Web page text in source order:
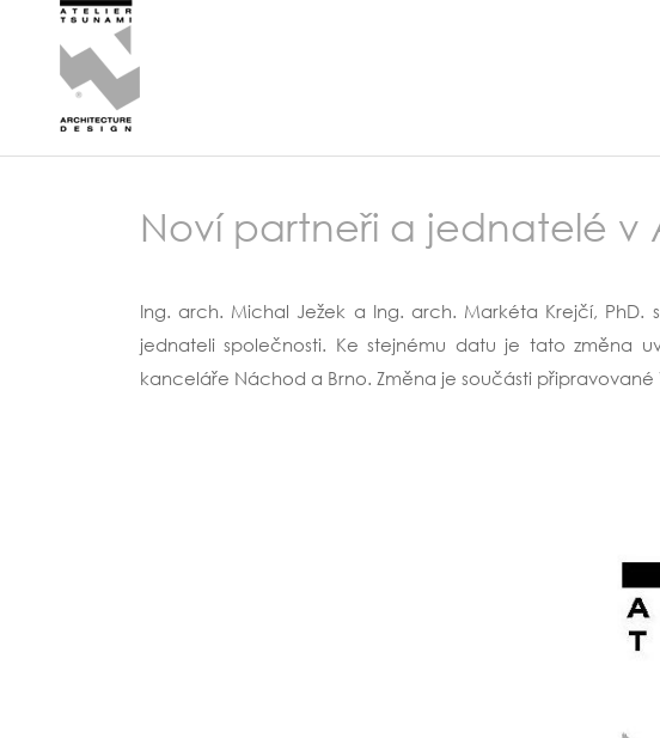
Noví partneři a jednatelé v
Ing. arch. Michal Ježek a Ing. arch. Markéta Krejčí, PhD.
jednateli společnosti. Ke stejnému datu je tato změna
kanceláře Náchod a Brno. Změna je součásti připravované